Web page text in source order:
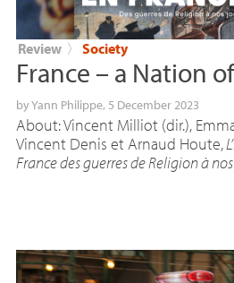
Review 〉 Society
France – a Nation
byYann Philippe, 5 December 2023
About: Vincent Milliot (dir.),
Vincent Denis et Arnaud Houte,
France des guerres de Religion à